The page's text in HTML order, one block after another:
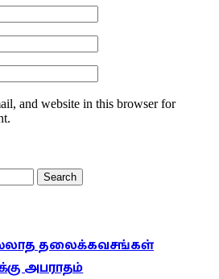
and website in this browser for
தலைக்கவசங்கள்
அபராதம்